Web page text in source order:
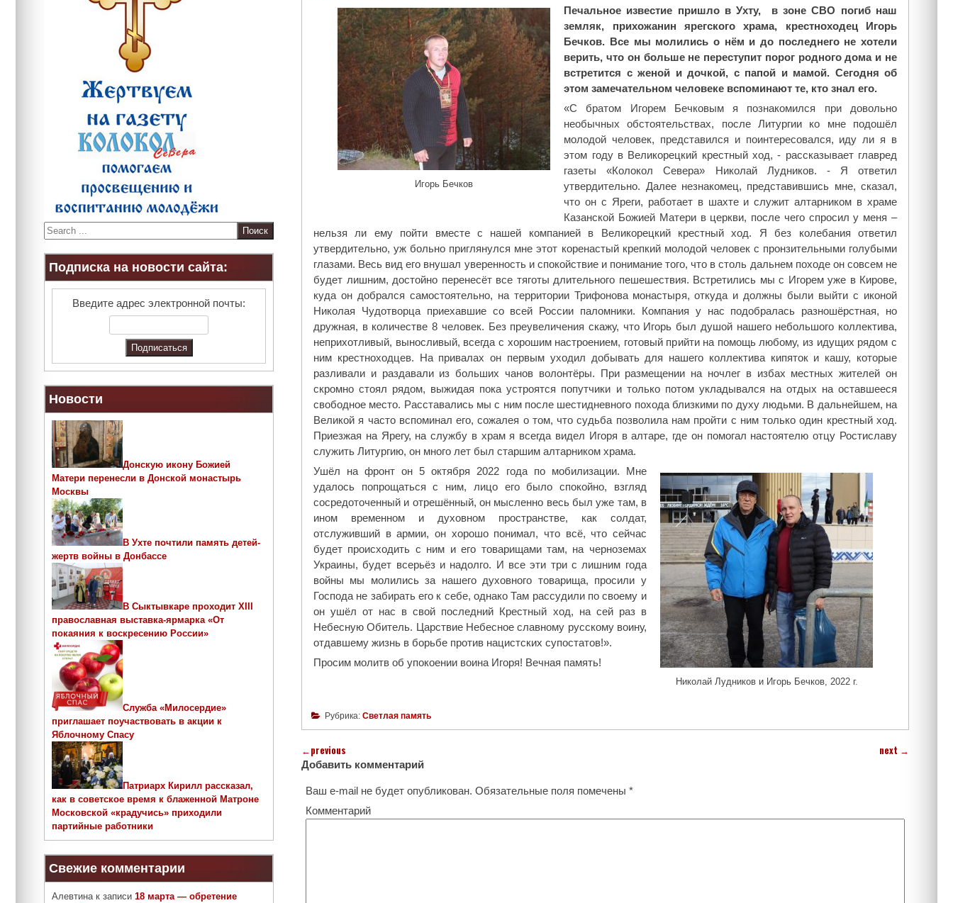
Игорь Бечков
Печальное известие пришло в Ухту, в зоне СВО погиб наш
земляк, прихожанин ярегского храма, крестноходец Игорь
Бечков. Все мы молились о нём и до последнего не хотели
верить, что он больше не переступит порог родного дома и не
встретится с женой и дочкой, с папой и мамой. Сегодня об
этом замечательном человеке вспоминают те, кто знал его.
«С братом Игорем Бечковым я познакомился при довольно
необычных обстоятельствах, после Литургии ко мне подошёл
молодой человек, представился и поинтересовался, иду ли я в
этом году в Великорецкий крестный ход, - рассказывает главред
газеты «Колокол Севера» Николай Лудников. - Я ответил
утвердительно. Далее незнакомец, представившись мне, сказал,
что он с Яреги, работает в шахте и служит алтарником в храме
Казанской Божией Матери в церкви, после чего спросил у меня –
нельзя ли ему пойти вместе с нашей компанией в Великорецкий крестный ход. Я без колебания ответил
утвердительно, уж больно приглянулся мне этот коренастый крепкий молодой человек с пронзительными голубыми
глазами. Весь вид его внушал уверенность и спокойствие и понимание того, что в столь дальнем походе он совсем не
будет лишним, достойно перенесёт все тяготы длительного пешешествия. Встретились мы с Игорем уже в Кирове,
куда он добрался самостоятельно, на территории Трифонова монастыря, откуда и должны были выйти с иконой
Николая Чудотворца приехавшие со всей России паломники. Компания у нас подобралась разношёрстная, но
дружная, в количестве 8 человек. Без преувеличения скажу, что Игорь был душой нашего небольшого коллектива,
неприхотливый, выносливый, всегда с хорошим настроением, готовый прийти на помощь любому, из идущих рядом с
ним крестноходцев. На привалах он первым уходил добывать для нашего коллектива кипяток и кашу, которые
разливали и раздавали из больших чанов волонтёры. При размещении на ночлег в избах местных жителей он
скромно стоял рядом, выжидая пока устроятся попутчики и только потом укладывался на отдых на оставшееся
свободное место. Расставались мы с ним после шестидневного похода близкими по духу людьми. В дальнейшем, на
Великой я часто вспоминал его, сожалея о том, что судьба позволила нам пройти с ним только один крестный ход.
Приезжая на Ярегу, на службу в храм я всегда видел Игоря в алтаре, где он помогал настоятелю отцу Ростиславу
служить Литургию, он много лет был старшим алтарником храма.
Николай Лудников и Игорь Бечков, 2022 г.
Ушёл на фронт он 5 октября 2022 года по мобилизации. Мне
удалось попрощаться с ним, лицо его было спокойно, взгляд
сосредоточенный и отрешённый, он мысленно весь был уже там, в
ином временном и духовном пространстве, как солдат,
отслуживший в армии, он хорошо понимал, что всё, что сейчас
будет происходить с ним и его товарищами там, на черноземах
Украины, будет всерьёз и надолго. И все эти три с лишним года
войны мы молились за нашего духовного товарища, просили у
Господа не забирать его к себе, однако Там рассудили по своему и
он ушёл от нас в свой последний Крестный ход, на сей раз в
Небесную Обитель. Царствие Небесное славному русскому воину,
отдавшему жизнь в борьбе против нацистских супостатов!».
Просим молитв об упокоении воина Игоря! Вечная память!
Рубрика: Светлая память
←previous next →
Добавить комментарий
Ваш e-mail не будет опубликован. Обязательные поля помечены *
Комментарий
S
e
a
c
Подписка на новости сайта:
Введите адрес электронной почты:
Новости
Донскую икону Божией
Матери перенесли в Донской монастырь
Москвы
В Ухте почтили память детей-
жертв войны в Донбассе
В Сыктывкаре проходит ХIII
православная выставка-ярмарка «От
покаяния к воскресению России»
Служба «Милосердие»
приглашает поучаствовать в акции к
Яблочному Спасу
Патриарх Кирилл рассказал,
как в советское время к блаженной Матроне
Московской «крадучись» приходили
партийные работники
Свежие комментарии
Алевтинак записи 18 марта — обретение